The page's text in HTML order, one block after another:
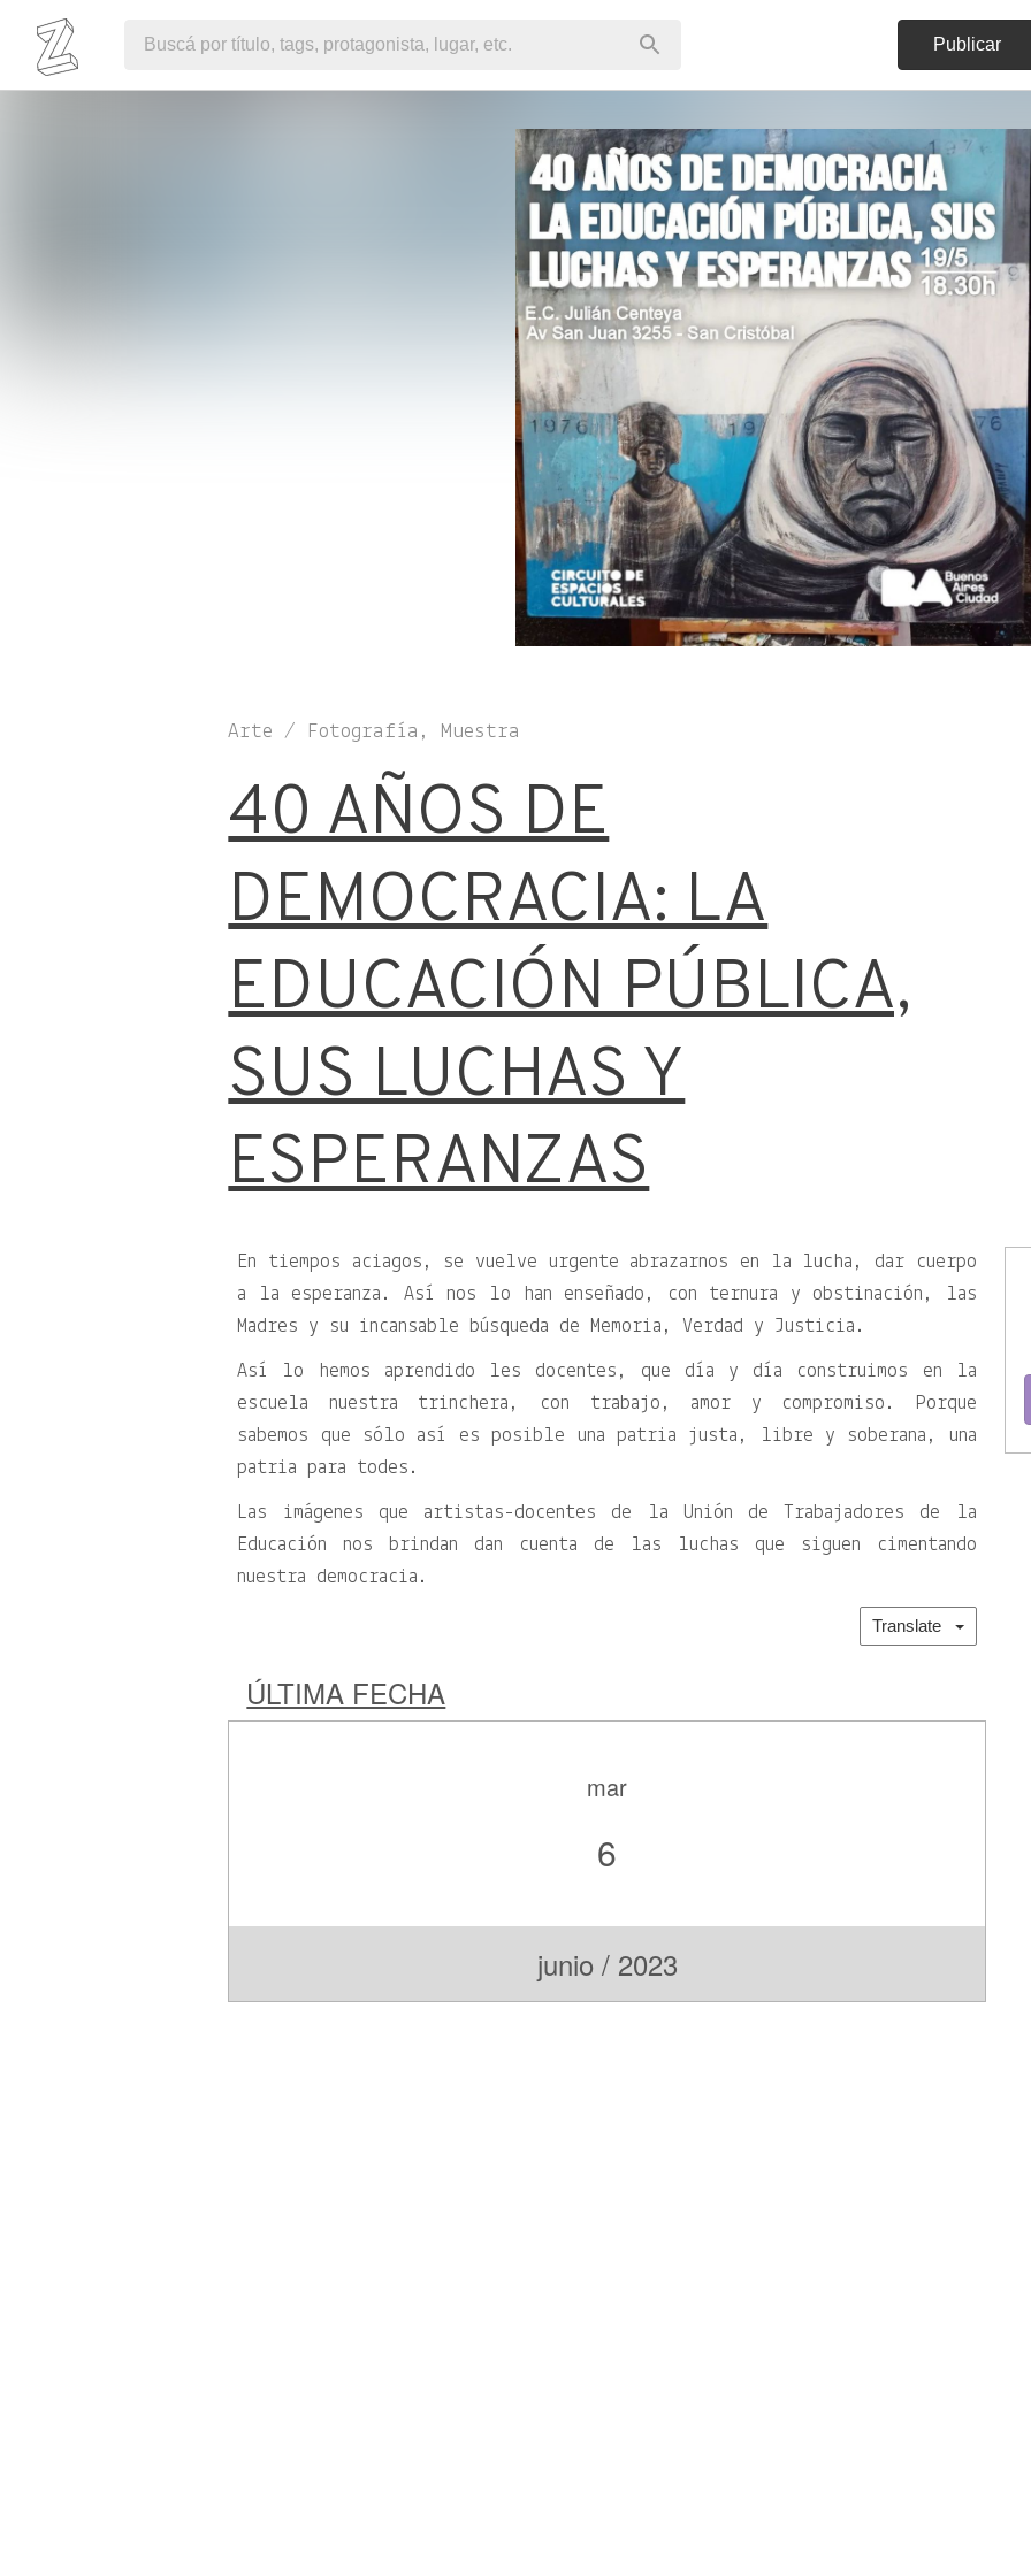
Publicar
Arte / Fotografía, Muestra
40 AÑOS DE
DEMOCRACIA: LA
EDUCACIÓN PÚBLICA,
SUS LUCHAS Y
ESPERANZAS
En tiempos aciagos, se vuelve urgente abrazarnos en la lucha, dar cuerpo
a la esperanza. Así nos lo han enseñado, con ternura y obstinación, las
Madres y su incansable búsqueda de Memoria, Verdad y Justicia.
Así lo hemos aprendido les docentes, que día y día construimos en la
escuela nuestra trinchera, con trabajo, amor y compromiso. Porque
sabemos que sólo así es posible una patria justa, libre y soberana, una
patria para todes.
Las imágenes que artistas-docentes de la Unión de Trabajadores de la
Educación nos brindan dan cuenta de las luchas que siguen cimentando
nuestra democracia.
Translate
ÚLTIMA FECHA
mar
6
junio / 2023